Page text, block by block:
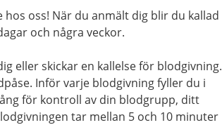
oss! När du anmält dig blir du kallad
och några veckor.
eller skickar en kallelse för blodgivning.
Inför varje blodgivning fyller du i
för kontroll av din blodgrupp, ditt
tar mellan 5 och 10 minuter